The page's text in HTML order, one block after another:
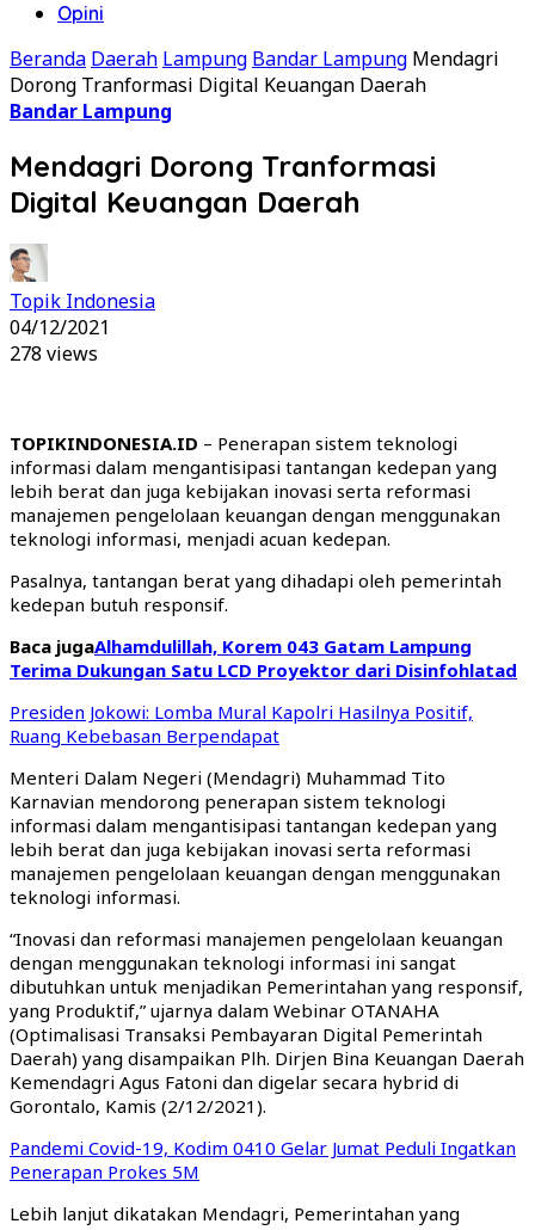
Opini
Beranda Daerah Lampung Bandar Lampung Mendagri
Dorong Tranformasi Digital Keuangan Daerah
Bandar Lampung
Mendagri Dorong Tranformasi
Digital Keuangan Daerah
Topik Indonesia
04/12/2021
278 views
TOPIKINDONESIA.ID – Penerapan sistem teknologi
informasi dalam mengantisipasi tantangan kedepan yang
lebih berat dan juga kebijakan inovasi serta reformasi
manajemen pengelolaan keuangan dengan menggunakan
teknologi informasi, menjadi acuan kedepan.
Pasalnya, tantangan berat yang dihadapi oleh pemerintah
kedepan butuh responsif.
Baca jugaAlhamdulillah, Korem 043 Gatam Lampung
Terima Dukungan Satu LCD Proyektor dari Disinfohlatad
Presiden Jokowi: Lomba Mural Kapolri Hasilnya Positif,
Ruang Kebebasan Berpendapat
Menteri Dalam Negeri (Mendagri) Muhammad Tito
Karnavian mendorong penerapan sistem teknologi
informasi dalam mengantisipasi tantangan kedepan yang
lebih berat dan juga kebijakan inovasi serta reformasi
manajemen pengelolaan keuangan dengan menggunakan
teknologi informasi.
“Inovasi dan reformasi manajemen pengelolaan keuangan
dengan menggunakan teknologi informasi ini sangat
dibutuhkan untuk menjadikan Pemerintahan yang responsif,
yang Produktif,” ujarnya dalam Webinar OTANAHA
(Optimalisasi Transaksi Pembayaran Digital Pemerintah
Daerah) yang disampaikan Plh. Dirjen Bina Keuangan Daerah
Kemendagri Agus Fatoni dan digelar secara hybrid di
Gorontalo, Kamis (2/12/2021).
Pandemi Covid-19, Kodim 0410 Gelar Jumat Peduli Ingatkan
Penerapan Prokes 5M
Lebih lanjut dikatakan Mendagri, Pemerintahan yang